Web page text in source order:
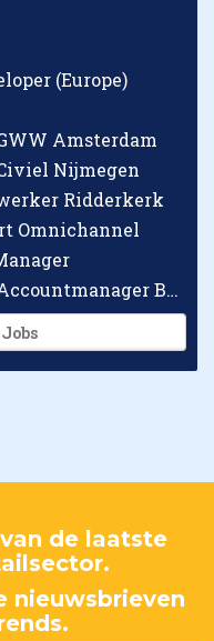
(Europe)
Amsterdam
Nijmegen
Ridderkerk
Omnichannel
Checkpoint Systems Key Accountmanager Benelux
de laatste
nieuwsbrieven